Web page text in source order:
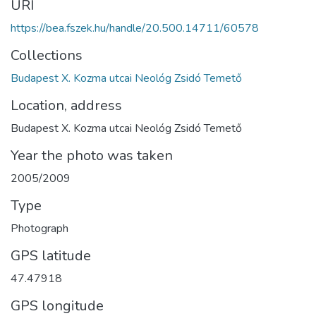
URI
https://bea.fszek.hu/handle/20.500.14711/60578
Collections
Budapest X. Kozma utcai Neológ Zsidó Temető
Location, address
Budapest X. Kozma utcai Neológ Zsidó Temető
Year the photo was taken
2005/2009
Type
Photograph
GPS latitude
47.47918
GPS longitude